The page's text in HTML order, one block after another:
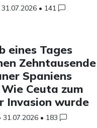
31.07.2026 • 141
eines Tages
Zehntausende
Spaniens
Ceuta zum
Invasion wurde
31.07.2026 • 183